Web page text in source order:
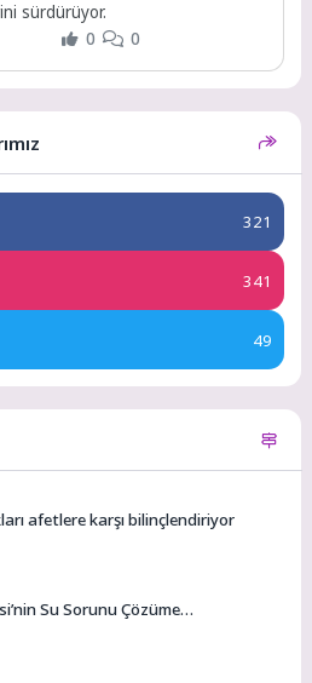
sürdürüyor.
0 0
321
341
49
afetlere karşı bilinçlendiriyor
Su Sorunu Çözüme